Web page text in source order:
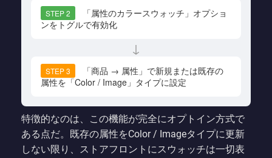
STEP 2
「属性のカラースウォッチ」オプショ
ンをトグルで有効化
↓
STEP 3
「商品 → 属性」で新規または既存の
属性を「Color / Image」タイプに設定
特徴的なのは、この機能が完全にオプトイン方式で
ある点だ。既存の属性をColor / Imageタイプに更新
しない限り、ストアフロントにスウォッチは一切表